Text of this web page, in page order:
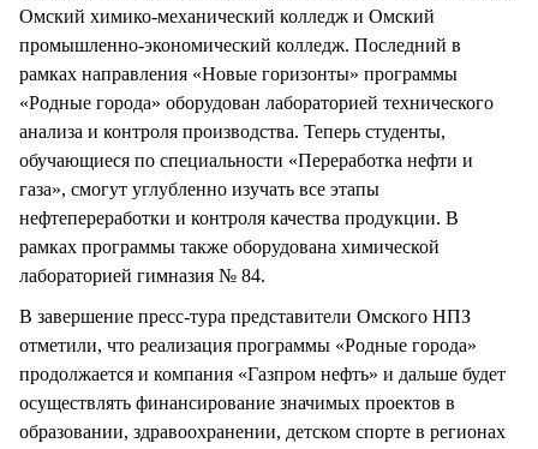
Омский химико-механический колледж и Омский
промышленно-экономический колледж. Последний в
рамках направления «Новые горизонты» программы
«Родные города» оборудован лабораторией технического
анализа и контроля производства. Теперь студенты,
обучающиеся по специальности «Переработка нефти и
газа», смогут углубленно изучать все этапы
нефтепереработки и контроля качества продукции. В
рамках программы также оборудована химической
лабораторией гимназия № 84.
В завершение пресс-тура представители Омского НПЗ
отметили, что реализация программы «Родные города»
продолжается и компания «Газпром нефть» и дальше будет
осуществлять финансирование значимых проектов в
образовании, здравоохранении, детском спорте в регионах